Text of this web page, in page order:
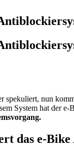
spekuliert, nun
System hat der e-
das e-Bike